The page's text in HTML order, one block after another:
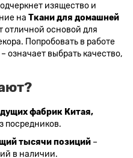
зеленого цвета
индиго
белого цвета
изящество и
на Ткани для домашней
отличной основой для
Попробовать в работе
означает выбрать качество,
фабрик Китая,
посредников.
тысячи позиций –
в наличии.